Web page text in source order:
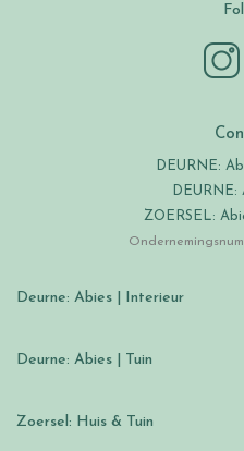
DEURNE:
DEURNE:
ZOERSEL:
Deurne: Abies | Interieur
Deurne: Abies | Tuin
Zoersel: Huis & Tuin